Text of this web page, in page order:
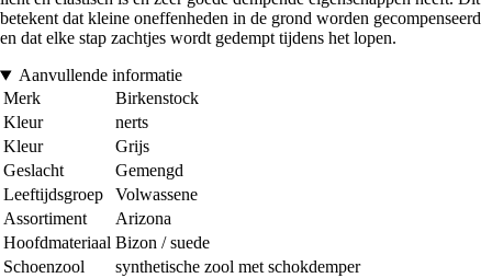
betekent dat kleine oneffenheden in de grond worden gecompenseerd
en dat elke stap zachtjes wordt gedempt tijdens het lopen.
Aanvullende informatie
Merk
Birkenstock
Kleur
nerts
Kleur
Grijs
Geslacht
Gemengd
Leeftijdsgroep
Volwassene
Assortiment
Arizona
Hoofdmateriaal Bizon / suede
Schoenzool
synthetische zool met schokdemper